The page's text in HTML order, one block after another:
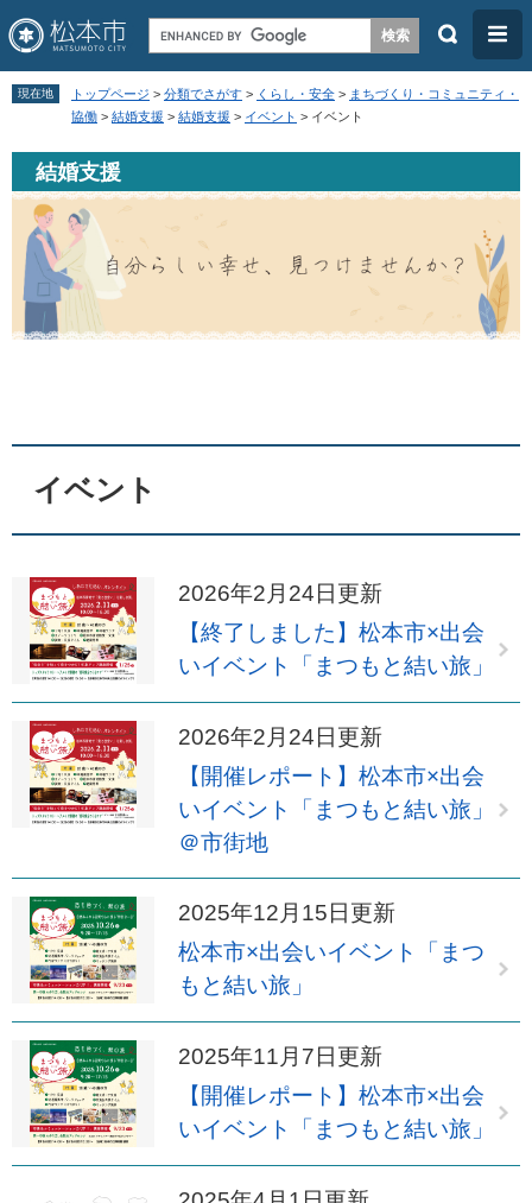
ペ
ジ
の
メ
ュ
ー
へ
検
メ
ニ
ュ
現在地 トップページ > 分類でさがす > くらし・安全 > まちづくり・コミュニティ・
協働 > 結婚支援 > 結婚支援 > イベント > イベント
結婚支援
イベント
2026年2月24日更新
【終了しました】松本市×出会
いイベント「まつもと結い旅」
2026年2月24日更新
【開催レポート】松本市×出会
いイベント「まつもと結い旅」
＠市街地
2025年12月15日更新
松本市×出会いイベント「まつ
もと結い旅」
2025年11月7日更新
【開催レポート】松本市×出会
いイベント「まつもと結い旅」